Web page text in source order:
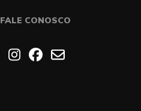
FALE CONOSCO